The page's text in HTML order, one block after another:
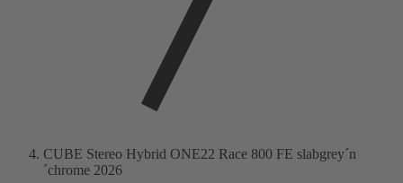
CUBE Stereo Hybrid ONE22 Race 800 FE slabgrey´n
´chrome 2026